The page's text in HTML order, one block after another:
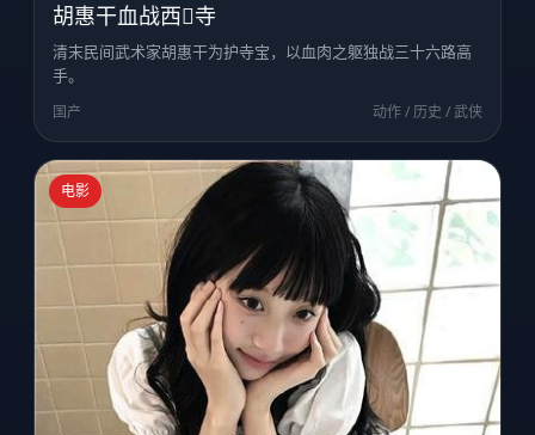
胡惠干血战西𪩷寺
清末民间武术家胡惠干为护寺宝，以血肉之躯独战三十六路高
手。
国产 动作 / 历史 / 武侠
电影